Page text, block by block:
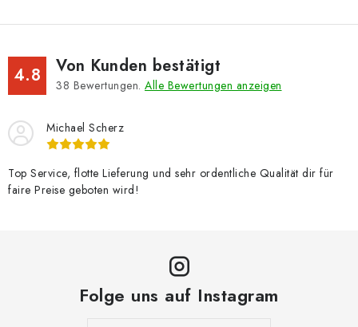
4.8 Von Kunden bestätigt
38 Bewertungen. Alle Bewertungen anzeigen
Michael Scherz
Top Service, flotte Lieferung und sehr ordentliche Qualität dir für
faire Preise geboten wird!
Folge uns auf Instagram